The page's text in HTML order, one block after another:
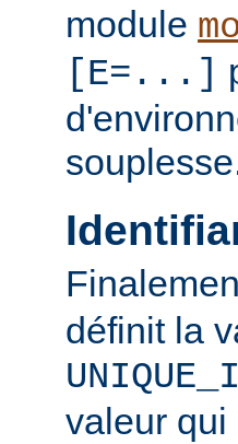
module
[E=...]
définit la
valeur qui